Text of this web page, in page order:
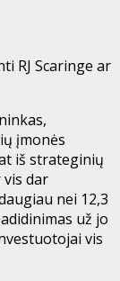
RJ Scaringe ar
įmonės
iš strateginių
dar
nei 12,3
už jo
vis